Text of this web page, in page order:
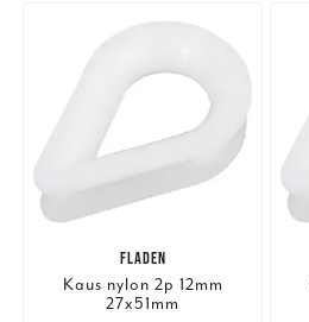
FLADEN
Kaus nylon 2p 12mm
27x51mm